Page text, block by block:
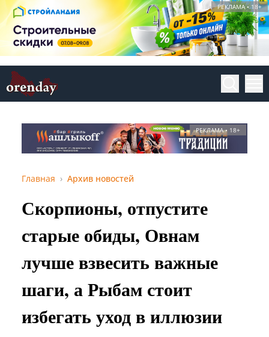
РЕКЛАМА • 18+
РЕКЛАМА • 18+
Главная Архив новостей
Скорпионы, отпустите
старые обиды, Овнам
лучше взвесить важные
шаги, а Рыбам стоит
избегать уход в иллюзии